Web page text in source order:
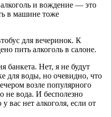
и вождение — это
в машине тоже
для вечеринок. К
пить алкоголь в салоне.
банкета. Нет, я не будут
для воды, но очевидно, что
возле популярного
не вода. И бесполезно
вас нет алкоголя, если от